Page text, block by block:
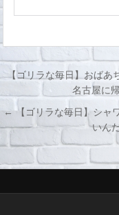
投
稿
ナ
ビ
ー
【ゴリラな毎日】おばあ
名古屋に
← 【ゴリラな毎日】シャ
いん